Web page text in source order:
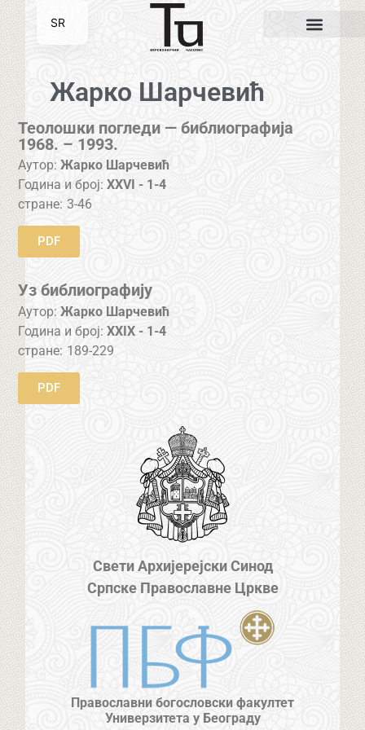
Жарко Шарчевић
Теолошки погледи — библиографија
1968. – 1993.
Аутор: Жарко Шарчевић
Година и број:XXVI - 1-4
стране: 3-46
PDF
Уз библиографију
Аутор: Жарко Шарчевић
Година и број:XXIX - 1-4
стране: 189-229
PDF
Свети Архијерејски Синод
Српске Православне Цркве
Православни богословски факултет
Универзитета у Београду
SR
EN